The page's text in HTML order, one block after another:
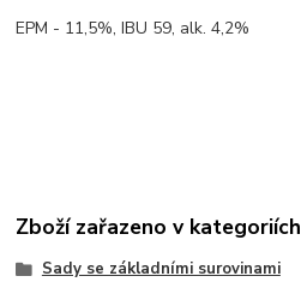
EPM - 11,5%, IBU 59, alk. 4,2%
Zboží zařazeno v kategoriích
Sady se základními surovinami